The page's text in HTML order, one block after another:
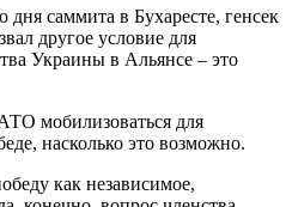
дня саммита в Бухаресте, генсек
другое условие для
Украины в Альянсе – это
мобилизоваться для
насколько это возможно.
как независимое,